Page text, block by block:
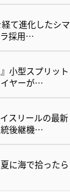
て進化したシマ
ラ採用…
小型スプリット
イヤーが…
スリールの最新
統後継機…
に海で拾ったら